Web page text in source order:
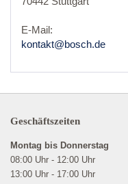
E-Mail:
kontakt@bosch.de
Geschäftszeiten
Montag bis Donnerstag
08:00 Uhr - 12:00 Uhr
13:00 Uhr - 17:00 Uhr